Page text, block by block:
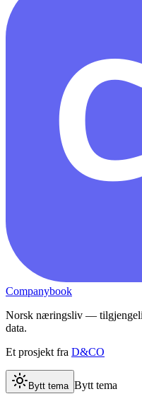
Companybook
Norsk næringsliv —
data.
Et prosjekt fra D&CO
Bytt tema Bytt tema